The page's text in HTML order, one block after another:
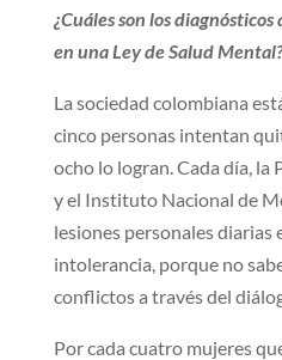
¿Cuáles son los
en una Ley de Salud Mental?
La sociedad colombiana
cinco personas intentan
ocho lo logran. Cada día, la
y el Instituto Nacional de
lesiones personales diarias
intolerancia, porque no
conflictos a través del
Por cada cuatro mujeres